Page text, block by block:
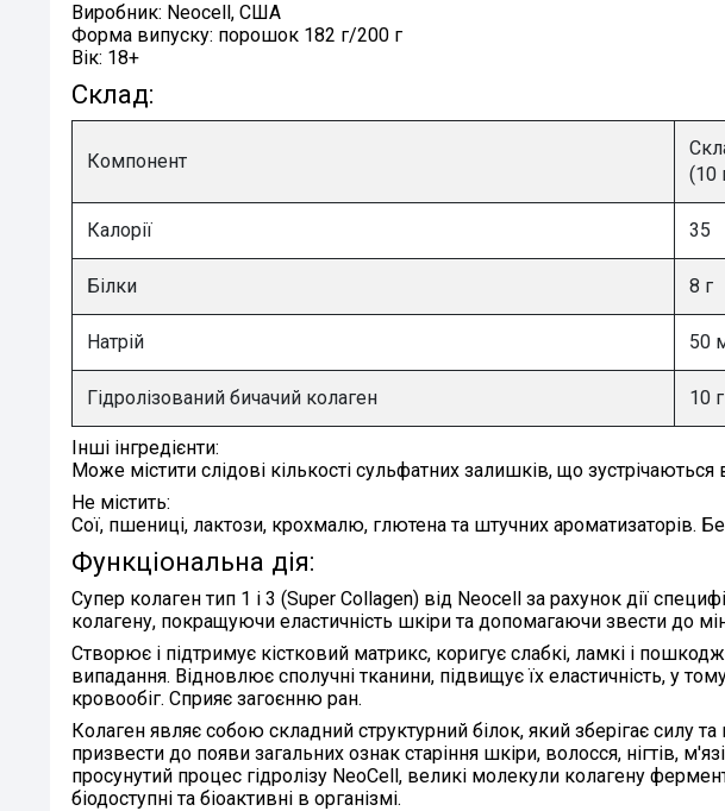
Виробник: Neocell, США
Форма випуску: порошок 182 г/200 г
Вік: 18+
Склад:
Компонент
(10
Калорії 35
Білки 8 г
Натрій 50
Гідролізований бичачий колаген 10 г
Інші інгредієнти:
Може містити слідові кількості сульфатних залишків, що зустрічаються
Не містить:
Сої, пшениці, лактози, крохмалю, глютена та штучних ароматизаторів.
Функціональна дія:
Супер колаген тип 1 і 3 (Super Collagen) від Neocell за рахунок дії
колагену, покращуючи еластичність шкіри та допомагаючи звести до
Створює і підтримує кістковий матрикс, коригує слабкі, ламкі і
випадання. Відновлює сполучні тканини, підвищує їх еластичність, у
кровообіг. Сприяє загоєнню ран.
Колаген являє собою складний структурний білок, який зберігає силу
призвести до появи загальних ознак старіння шкіри, волосся, нігтів,
просунутий процес гідролізу NeoCell, великі молекули колагену
біодоступні та біоактивні в організмі.